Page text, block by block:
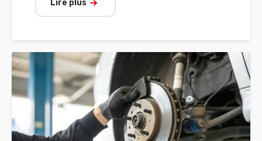
Lire plus